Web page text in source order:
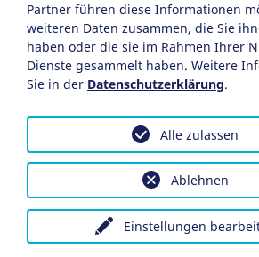
Trödelstuben
Facebook
X Instagram
Partner führen diese Informationen
weiteren Daten zusammen, die Sie
haben oder die sie im Rahmen Ihrer
Dienste gesammelt haben. Weitere
Sie in der Datenschutzerklärung.
Einstellungen
Ablehnen
Alle zulassen